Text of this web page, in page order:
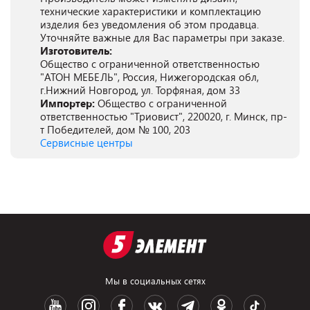
технические характеристики и комплектацию
изделия без уведомления об этом продавца.
Уточняйте важные для Вас параметры при заказе.
Изготовитель:
Общество с ограниченной ответственностью
"АТОН МЕБЕЛЬ", Россия, Нижегородская обл,
г.Нижний Новгород, ул. Торфяная, дом 33
Импортер: Общество с ограниченной
ответственностью "Триовист", 220020, г. Минск, пр-
т Победителей, дом № 100, 203
Сервисные центры
Мы в социальных сетях